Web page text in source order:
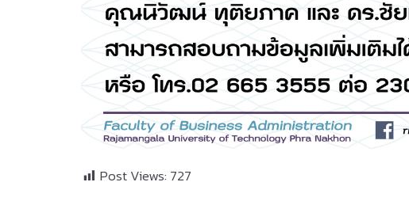
Post Views: 727